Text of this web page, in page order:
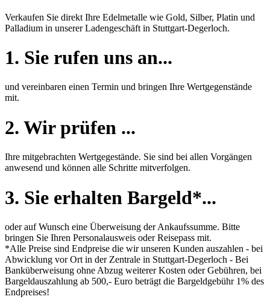
Verkaufen Sie direkt Ihre Edelmetalle wie Gold, Silber, Platin und
Palladium in unserer Ladengeschäft in Stuttgart-Degerloch.
1. Sie rufen uns an...
und vereinbaren einen Termin und bringen Ihre Wertgegenstände
mit.
2. Wir prüfen ...
Ihre mitgebrachten Wertgegestände. Sie sind bei allen Vorgängen
anwesend und können alle Schritte mitverfolgen.
3. Sie erhalten Bargeld*...
oder auf Wunsch eine Überweisung der Ankaufssumme. Bitte
bringen Sie Ihren Personalausweis oder Reisepass mit.
*Alle Preise sind Endpreise die wir unseren Kunden auszahlen - bei
Abwicklung vor Ort in der Zentrale in Stuttgart-Degerloch - Bei
Banküberweisung ohne Abzug weiterer Kosten oder Gebühren, bei
Bargeldauszahlung ab 500,- Euro beträgt die Bargeldgebühr 1% des
Endpreises!